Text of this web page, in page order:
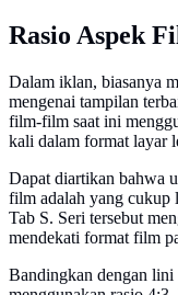
Rasio Aspek
Dalam iklan, biasanya
mengenai tampilan
film-film saat ini
kali dalam format layar
Dapat diartikan bahwa
film adalah yang cukup
Tab S. Seri tersebut
mendekati format film
Bandingkan dengan